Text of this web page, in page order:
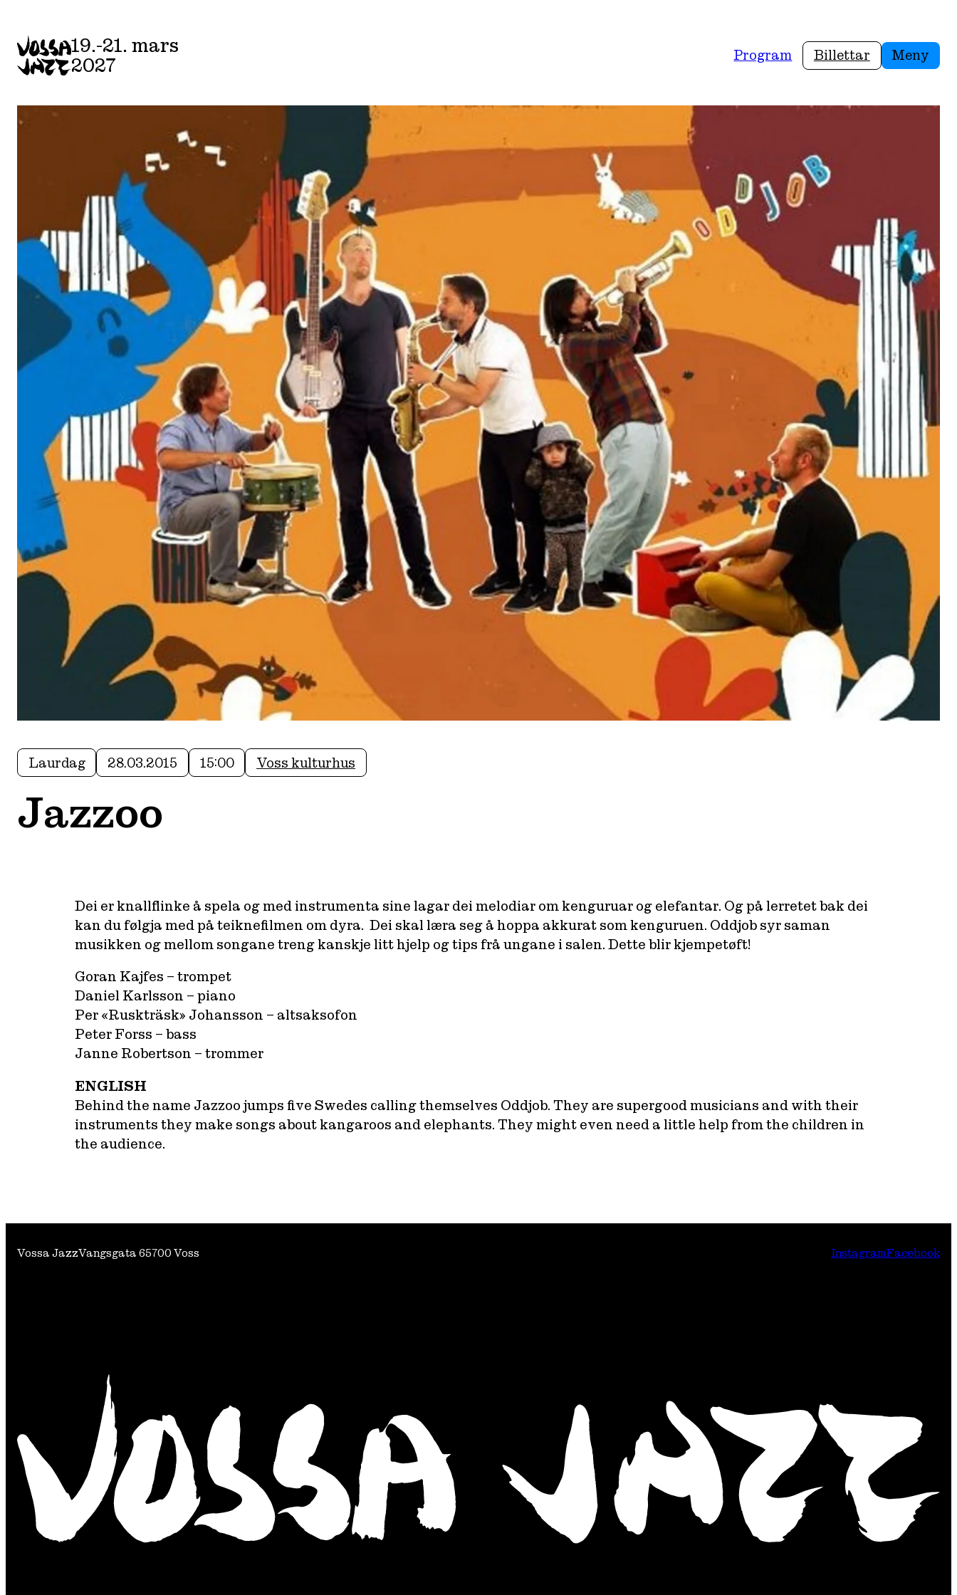
19.-21. mars
2027
Program Billettar Meny
Laurdag 28.03.2015 15:00 Voss kulturhus
Jazzoo
Dei er knallflinke å spela og med instrumenta sine lagar dei melodiar om kenguruar og elefantar. Og på lerretet bak dei
kan du følgja med på teiknefilmen om dyra. Dei skal læra seg å hoppa akkurat som kenguruen. Oddjob syr saman
musikken og mellom songane treng kanskje litt hjelp og tips frå ungane i salen. Dette blir kjempetøft!
Goran Kajfes – trompet
Daniel Karlsson – piano
Per «Ruskträsk» Johansson – altsaksofon
Peter Forss – bass
Janne Robertson – trommer
ENGLISH
Behind the name Jazzoo jumps five Swedes calling themselves Oddjob. They are supergood musicians and with their
instruments they make songs about kangaroos and elephants. They might even need a little help from the children in
the audience.
Vossa JazzVangsgata 65700 Voss InstagramFacebook